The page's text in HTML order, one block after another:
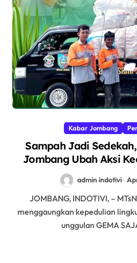
Kabar Jombang
Sampah Jadi
Jombang Ubah Aksi
admin indotivi
JOMBANG, INDOTIVI, – MTsN 3 Jombang terus
menggaungkan kepedulian
unggulan GEMA